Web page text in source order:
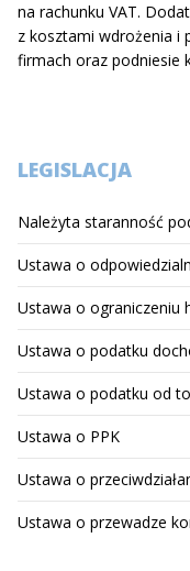
na rachunku VAT.
z kosztami wdrożenia i
firmach oraz podniesie
LEGISLACJA
Należyta staranność
Ustawa o
Ustawa o ograniczeniu
Ustawa o podatku
Ustawa o podatku od
Ustawa o PPK
Ustawa o
Ustawa o przewadze